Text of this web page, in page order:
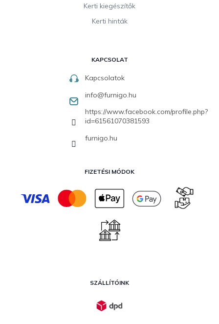
Kerti kiegészítők
Kerti hinták
KAPCSOLAT
Kapcsolatok
info@furnigo.hu
https://www.facebook.com/profile.php?
id=61561070381593
furnigo.hu
FIZETÉSI MÓDOK
SZÁLLÍTÓINK